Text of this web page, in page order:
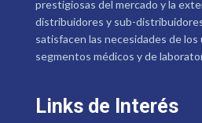
prestigiosas del mercado y la
distribuidores y sub-
satisfacen las necesidades de los
segmentos médicos y de
Links de Interés